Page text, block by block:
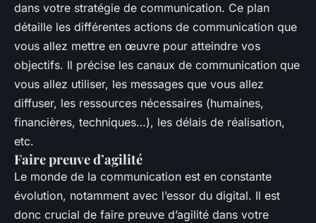
dans votre stratégie de communication. Ce plan
détaille les différentes actions de communication que
vous allez mettre en œuvre pour atteindre vos
objectifs. Il précise les canaux de communication que
vous allez utiliser, les messages que vous allez
diffuser, les ressources nécessaires (humaines,
financières, techniques…), les délais de réalisation,
etc.
Faire preuve d’agilité
Le monde de la communication est en constante
évolution, notamment avec l’essor du digital. Il est
donc crucial de faire preuve d’agilité dans votre